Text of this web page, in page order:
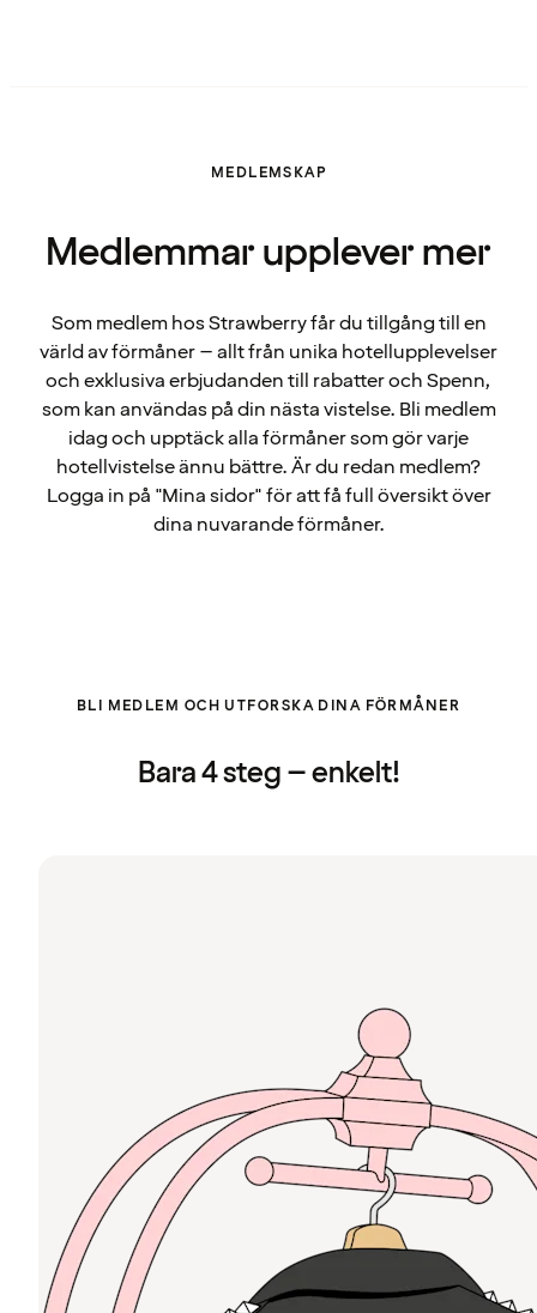
MEDLEMSKAP
Medlemmar upplever mer
Som medlem hos Strawberry får du tillgång till en
värld av förmåner – allt från unika hotellupplevelser
och exklusiva erbjudanden till rabatter och Spenn,
som kan användas på din nästa vistelse. Bli medlem
idag och upptäck alla förmåner som gör varje
hotellvistelse ännu bättre. Är du redan medlem?
Logga in på "Mina sidor" för att få full översikt över
dina nuvarande förmåner.
BLI MEDLEM OCH UTFORSKA DINA FÖRMÅNER
Bara 4 steg – enkelt!